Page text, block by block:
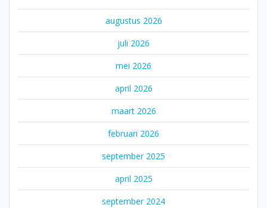
augustus 2026
juli 2026
mei 2026
april 2026
maart 2026
februari 2026
september 2025
april 2025
september 2024